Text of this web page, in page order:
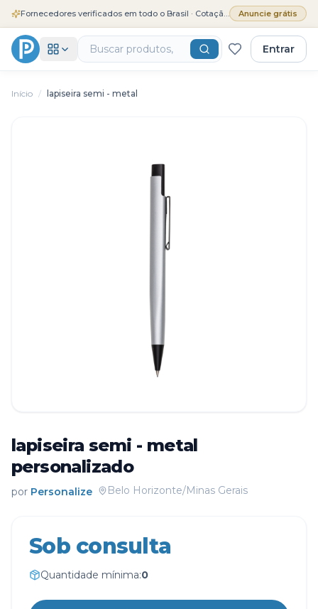
Fornecedores verificados em todo o Brasil · Cotação grátis Anuncie grátis
Entrar
Início / lapiseira semi - metal
lapiseira semi - metal
personalizado
por Personalize Belo Horizonte/Minas Gerais
Sob consulta
Quantidade mínima:0